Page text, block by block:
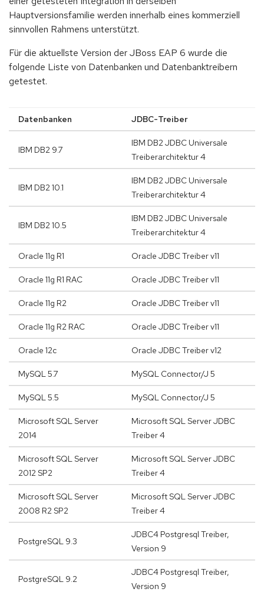
Hauptversionsfamilie werden innerhalb eines kommerziell
sinnvollen Rahmens unterstützt.
Für die aktuellste Version der JBoss EAP 6 wurde die
folgende Liste von Datenbanken und Datenbanktreibern
getestet.
Datenbanken JDBC-Treiber
IBM DB2 9.7
IBM DB2 JDBC Universale
Treiberarchitektur 4
IBM DB2 10.1
IBM DB2 JDBC Universale
Treiberarchitektur 4
IBM DB2 10.5
IBM DB2 JDBC Universale
Treiberarchitektur 4
Oracle 11g R1 Oracle JDBC Treiber v11
Oracle 11g R1 RAC Oracle JDBC Treiber v11
Oracle 11g R2 Oracle JDBC Treiber v11
Oracle 11g R2 RAC Oracle JDBC Treiber v11
Oracle 12c Oracle JDBC Treiber v12
MySQL 5.7 MySQL Connector/J 5
MySQL 5.5 MySQL Connector/J 5
Microsoft SQL Server
2014
Microsoft SQL Server JDBC
Treiber 4
Microsoft SQL Server
2012 SP2
Microsoft SQL Server JDBC
Treiber 4
Microsoft SQL Server
2008 R2 SP2
Microsoft SQL Server JDBC
Treiber 4
PostgreSQL 9.3
JDBC4 Postgresql Treiber,
Version 9
PostgreSQL 9.2
JDBC4 Postgresql Treiber,
Version 9